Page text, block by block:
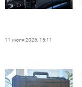
11 июля 2026, 15:11